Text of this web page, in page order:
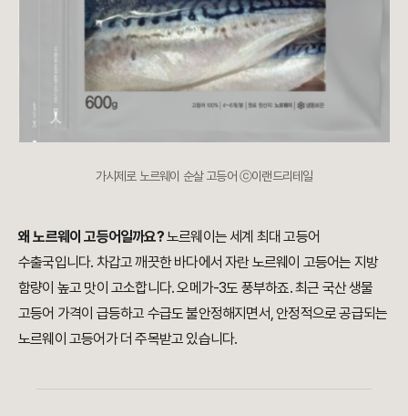
가시제로 노르웨이 순살 고등어 ⓒ이랜드리테일
왜 노르웨이 고등어일까요?노르웨이는 세계 최대 고등어
수출국입니다. 차갑고 깨끗한 바다에서 자란 노르웨이 고등어는 지방
함량이 높고 맛이 고소합니다. 오메가-3도 풍부하죠. 최근 국산 생물
고등어 가격이 급등하고 수급도 불안정해지면서, 안정적으로 공급되는
노르웨이 고등어가 더 주목받고 있습니다.